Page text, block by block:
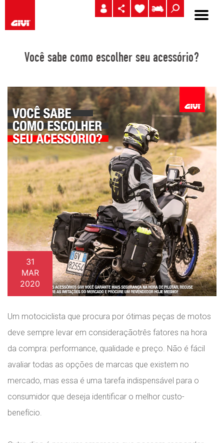
Você sabe como escolher seu acessório?
31
MAR
2020
Um motociclista que procura por ótimas peças de motos
deve sempre levar em consideraçãotrês fatores na hora
da compra: performance, qualidade e preço. Não é fácil
avaliar todas as opções de marcas que existem no
mercado, mas essa é uma tarefa indispensável para o
consumidor que deseja identificar o melhor custo-
benefício.